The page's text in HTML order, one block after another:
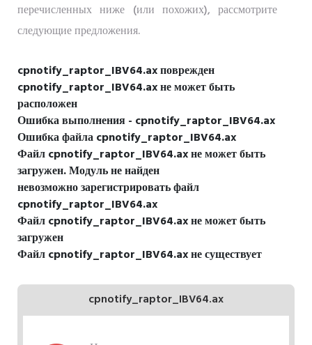
перечисленных ниже (или похожих), рассмотрите
следующие предложения.
cpnotify_raptor_IBV64.ax поврежден
cpnotify_raptor_IBV64.ax не может быть
расположен
Ошибка выполнения - cpnotify_raptor_IBV64.ax
Ошибка файла cpnotify_raptor_IBV64.ax
Файл cpnotify_raptor_IBV64.ax не может быть
загружен. Модуль не найден
невозможно зарегистрировать файл
cpnotify_raptor_IBV64.ax
Файл cpnotify_raptor_IBV64.ax не может быть
загружен
Файл cpnotify_raptor_IBV64.ax не существует
cpnotify_raptor_IBV64.ax